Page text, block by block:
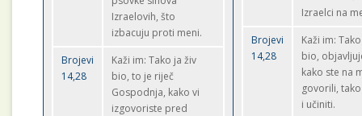
Izraelovih, što
izbacuju proti meni.
Brojevi
14,28
Kaži im: Tako ja živ
bio, to je riječ
Gospodnja, kako vi
izgovoriste pred
Izraelci na
Brojevi
14,28
Kaži im:
bio,
kako ste na
govorili,
i učiniti.